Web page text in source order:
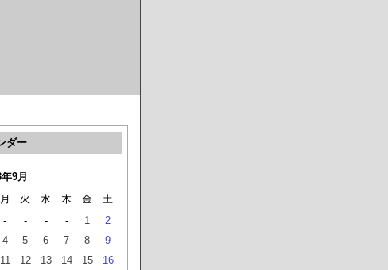
ダー
9月
月 火 水 木 金
土
- - - - 1
2
4 5 6 7 8
9
11 12 13 14 15
16